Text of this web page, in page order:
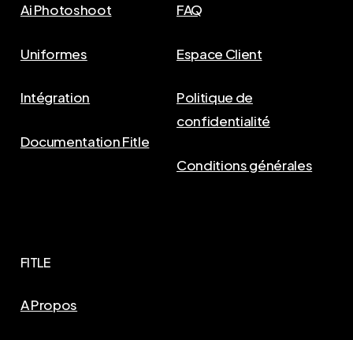
Ai Photoshoot
Uniformes
Intégration
Documentation Fitle
FAQ
Espace Client
Politique de
confidentialité
Conditions générales
FITLE
A Propos